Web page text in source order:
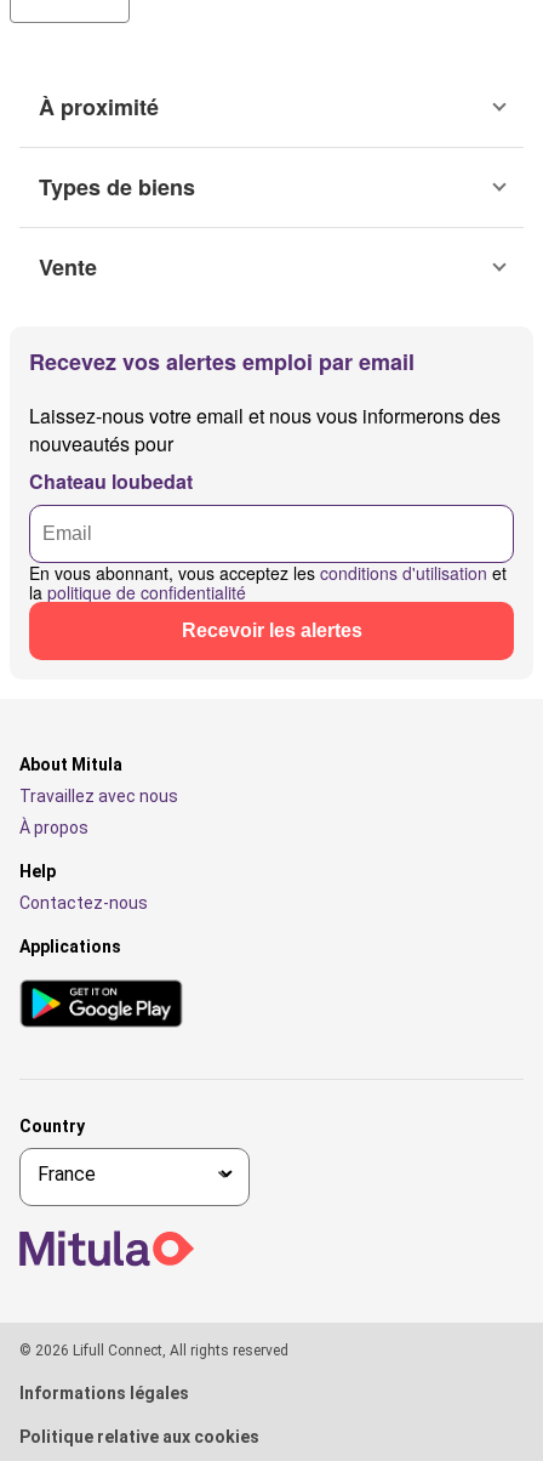
À proximité
Types de biens
Vente
Recevez vos alertes emploi par email
Laissez-nous votre email et nous vous informerons des
nouveautés pour
Chateau loubedat
En vous abonnant, vous acceptez les conditions d'utilisation et
la politique de confidentialité
Recevoir les alertes
About Mitula
Travaillez avec nous
À propos
Help
Contactez-nous
Applications
Country
© 2026 Lifull Connect, All rights reserved
Informations légales
Politique relative aux cookies